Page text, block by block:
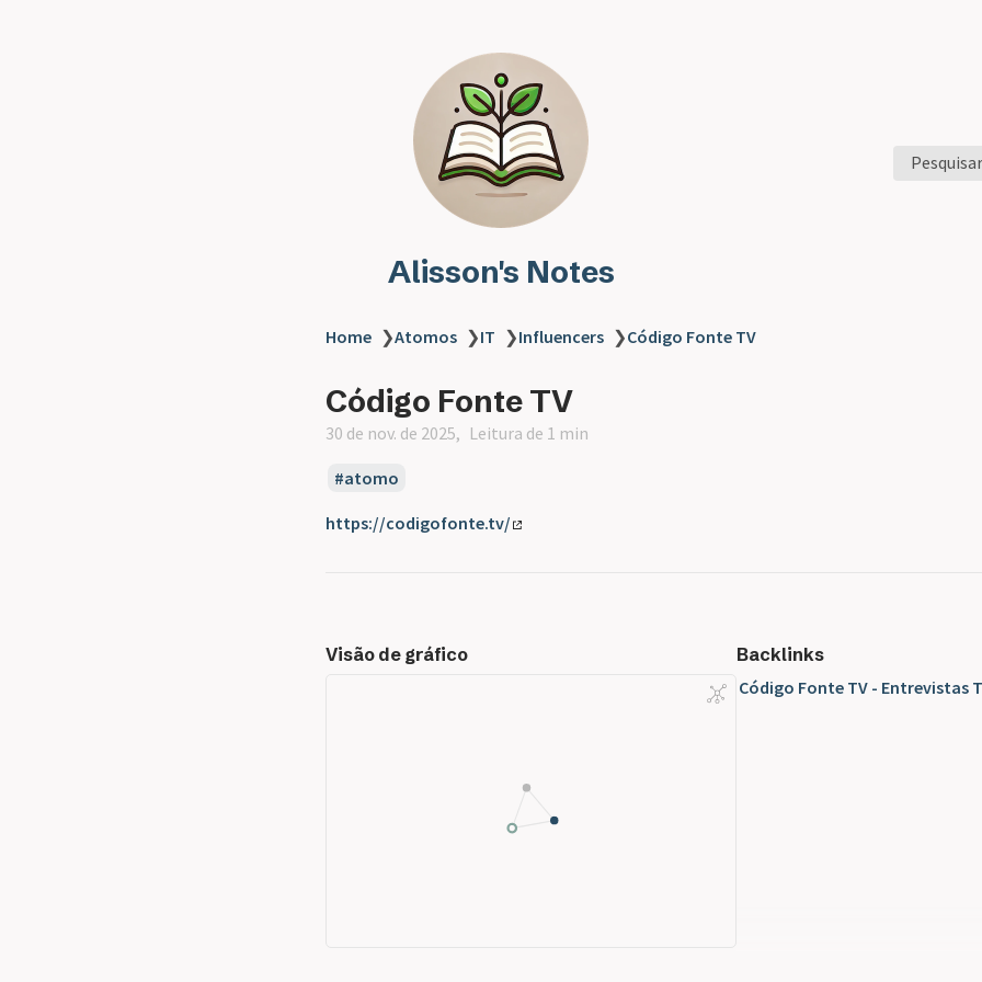
Alisson's Notes
Home ❯Atomos ❯IT ❯Influencers ❯Código Fonte TV
Código Fonte TV
30 de nov. de 2025 Leitura de 1 min
atomo
https://codigofonte.tv/
Visão de gráfico
Backlinks
Código Fonte TV - Entrevistas